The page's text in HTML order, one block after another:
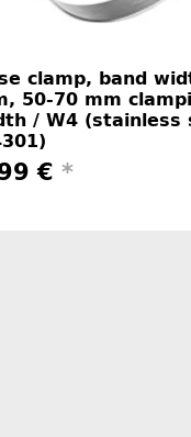
clamp, band
50-70 mm
/ W4 (stainless
€ *